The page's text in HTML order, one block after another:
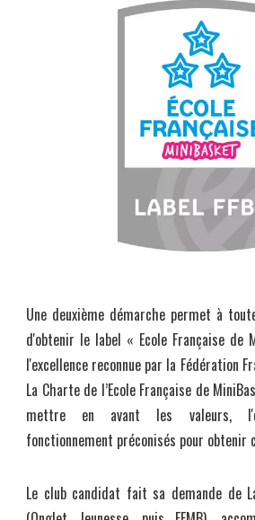
Une deuxième démarche permet à
d'obtenir le label « Ecole Française de
l'excellence reconnue par la Fédération
La Charte de l’Ecole Française de
mettre en avant les valeurs,
fonctionnement préconisés pour obtenir
Le club candidat fait sa demande de